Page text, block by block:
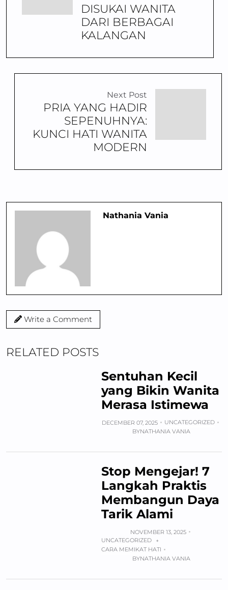
DISUKAI WANITA
DARI BERBAGAI
KALANGAN
Next Post
PRIA YANG HADIR
SEPENUHNYA:
KUNCI HATI WANITA
MODERN
Nathania Vania
Write a Comment
RELATED POSTS
Sentuhan Kecil
yang Bikin Wanita
Merasa Istimewa
DECEMBER 07, 2025
UNCATEGORIZED
BYNATHANIA VANIA
Stop Mengejar! 7
Langkah Praktis
Membangun Daya
Tarik Alami
NOVEMBER 13, 2025
UNCATEGORIZED
+
CARA MEMIKAT HATI
BYNATHANIA VANIA